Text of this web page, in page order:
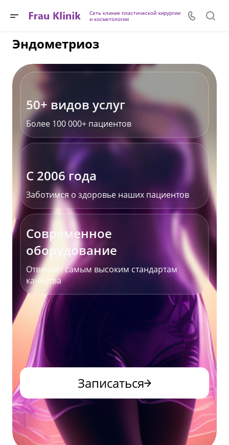
Сеть клиник пластической хирургии
и косметологии
Эндометриоз
50+ видов услуг
Более 100 000+ пациентов
С 2006 года
Заботимся о здоровье наших пациентов
Современное
оборудование
Отвечает самым высоким стандартам
качества
Записаться